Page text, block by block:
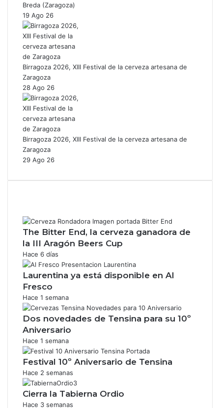
Breda (Zaragoza)
19 Ago 26
Birragoza 2026, XIII Festival de la cerveza artesana de
Zaragoza
28 Ago 26
Birragoza 2026, XIII Festival de la cerveza artesana de
Zaragoza
29 Ago 26
The Bitter End, la cerveza ganadora de
la III Aragón Beers Cup
Hace 6 días
Laurentina ya está disponible en Al
Fresco
Hace 1 semana
Dos novedades de Tensina para su 10º
Aniversario
Hace 1 semana
Festival 10º Aniversario de Tensina
Hace 2 semanas
Cierra la Tabierna Ordio
Hace 3 semanas